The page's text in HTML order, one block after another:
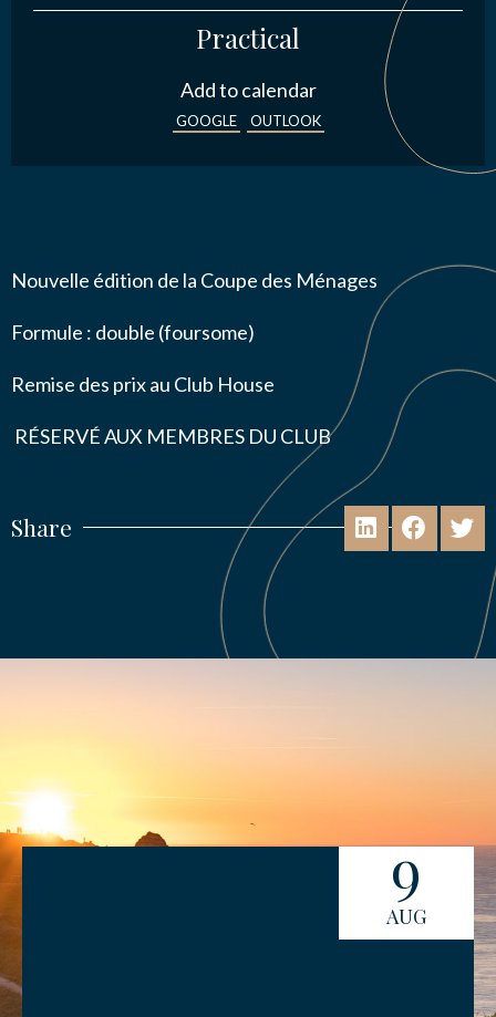
Practical
Add to calendar
GOOGLE OUTLOOK
Nouvelle édition de la Coupe des Ménages
Formule : double (foursome)
Remise des prix au Club House
RÉSERVÉ AUX MEMBRES DU CLUB
Share
9
AUG